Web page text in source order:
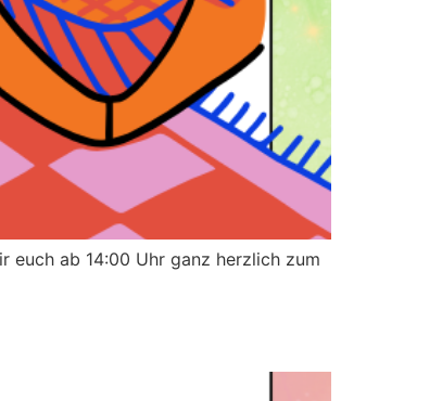
euch ab 14:00 Uhr ganz herzlich zum